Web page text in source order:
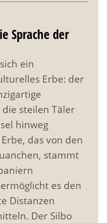
Sprache der
ein
Erbe: der
steilen Täler
hinweg
das von den
stammt
es den
Distanzen
Der Silbo